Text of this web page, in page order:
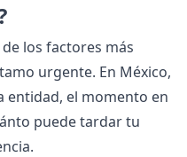
los factores más
urgente. En México,
entidad, el momento en
puede tardar tu